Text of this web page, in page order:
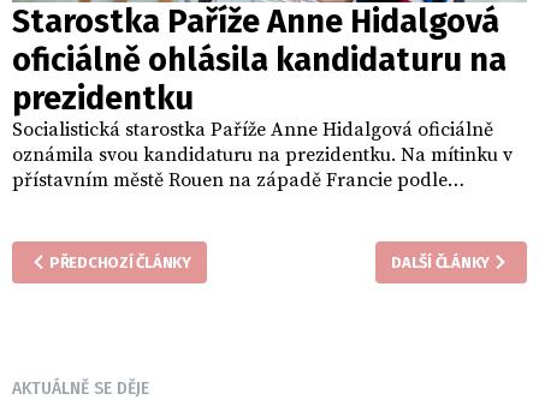
Starostka Paříže Anne Hidalgová
oficiálně ohlásila kandidaturu na
prezidentku
Socialistická starostka Paříže Anne Hidalgová oficiálně
oznámila svou kandidaturu na prezidentku. Na mítinku v
přístavním městě Rouen na západě Francie podle
dostala ona. Hidalgová v projevu vzpomínala i na své
rodiče, elektrikáře v docích a švadlenu, a na své dětství ve
PŘEDCHOZÍ ČLÁNKY DALŠÍ ČLÁNKY
AKTUÁLNĚ SE DĚJE